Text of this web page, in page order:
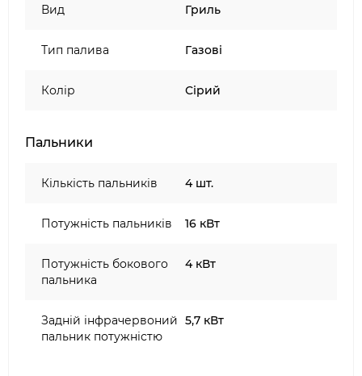
Продумані деталі для зручності.
для аксесуарів;
складна решітка для підігріву;
практичними відділеннями для аксесуарів;
Усе розроблено для ідеального поєднання
Універсальність 8-в-1.
Гриль Prestige PRO 500 Connected пропонує
неймовірну гнучкість:
обсмажування;
приготування на планчі;
Вид Гриль
Тип палива Газові
Колір Сірий
Пальники
Кількість пальників 4 шт.
Потужність пальників 16 кВт
Потужність бокового
пальника
4 кВт
Задній інфрачервоний
пальник потужністю
5,7 кВт